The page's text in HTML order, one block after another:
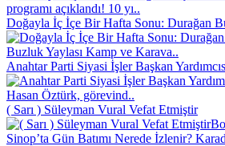
programı açıklandı! 10 yı..
Doğayla İç İçe Bir Hafta Sonu: Durağan
Buzluk Yaylası Kamp ve Karava..
Anahtar Parti Siyasi İşler Başkan
Hasan Öztürk, görevind..
( Sarı ) Süleyman Vural Vefat Etmiştir
Sinop’ta Gün Batımı Nerede İzlenir?